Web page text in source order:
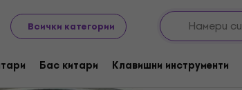
Всички категории
Бас китари Клавишни инструменти